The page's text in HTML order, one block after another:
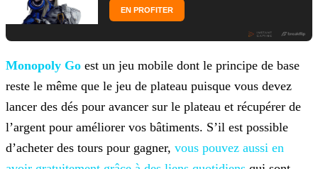
EN PROFITER
Monopoly Go est un jeu mobile dont le principe de base
reste le même que le jeu de plateau puisque vous devez
lancer des dés pour avancer sur le plateau et récupérer de
l’argent pour améliorer vos bâtiments. S’il est possible
d’acheter des tours pour gagner, vous pouvez aussi en